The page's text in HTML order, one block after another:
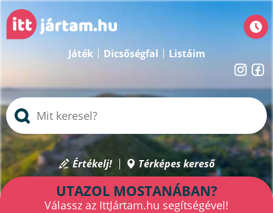
Játék Dicsőségfal Listáim
Értékelj! Térképes kereső
UTAZOL MOSTANÁBAN?
Válassz az IttJártam.hu segítségével!